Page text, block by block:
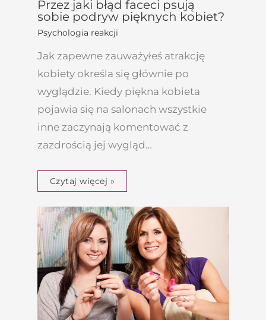
Przez jaki błąd faceci psują
sobie podryw pięknych kobiet?
Psychologia reakcji
Jak zapewne zauważyłeś atrakcję
kobiety określa się głównie po
wyglądzie. Kiedy piękna kobieta
pojawia się na salonach wszystkie
inne zaczynają komentować z
zazdrością jej wygląd…
Czytaj więcej »